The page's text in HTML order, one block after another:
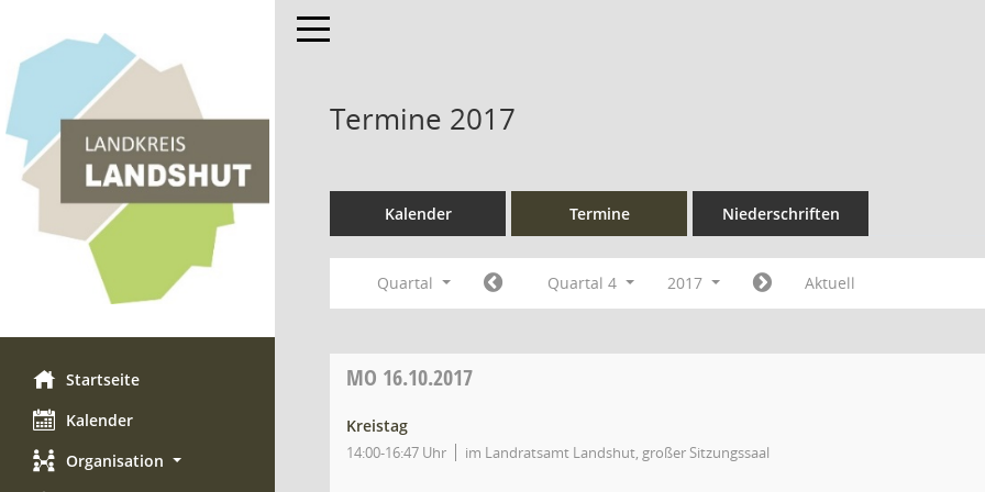
Startseite
Kalender
Organisation
Toggle navigation
Termine 2017
Kalender Termine Niederschriften
Quartal Quartal 4 2017 Aktuell
MO 16.10.2017
Kreistag
14:00-16:47 Uhr im Landratsamt Landshut, großer Sitzungssaal